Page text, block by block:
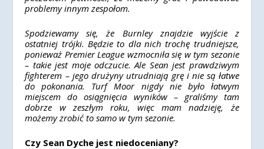
problemy innym zespołom.
Spodziewamy się, że Burnley znajdzie wyjście z
ostatniej trójki. Będzie to dla nich trochę trudniejsze,
ponieważ Premier League wzmocniła się w tym sezonie
– takie jest moje odczucie. Ale Sean jest prawdziwym
fighterem – jego drużyny utrudniają grę i nie są łatwe
do pokonania. Turf Moor nigdy nie było łatwym
miejscem do osiągnięcia wyników – graliśmy tam
dobrze w zeszłym roku, więc mam nadzieję, że
możemy zrobić to samo w tym sezonie.
Czy Sean Dyche jest niedoceniany?